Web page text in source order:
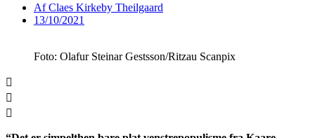
AfClaes Kirkeby Theilgaard
13/10/2021
Foto: Olafur Steinar Gestsson/Ritzau Scanpix